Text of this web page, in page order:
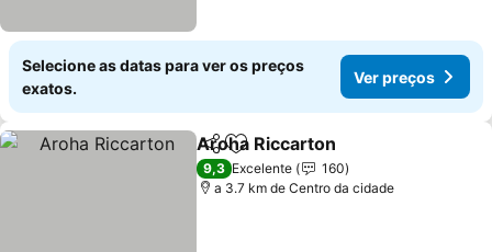
Selecione as datas para ver os preços
exatos.
Ver preços
PartilharAdicionar aos favoritos
Aroha Riccarton
9,3 Excelente
160
a 3.7 km de Centro da cidade